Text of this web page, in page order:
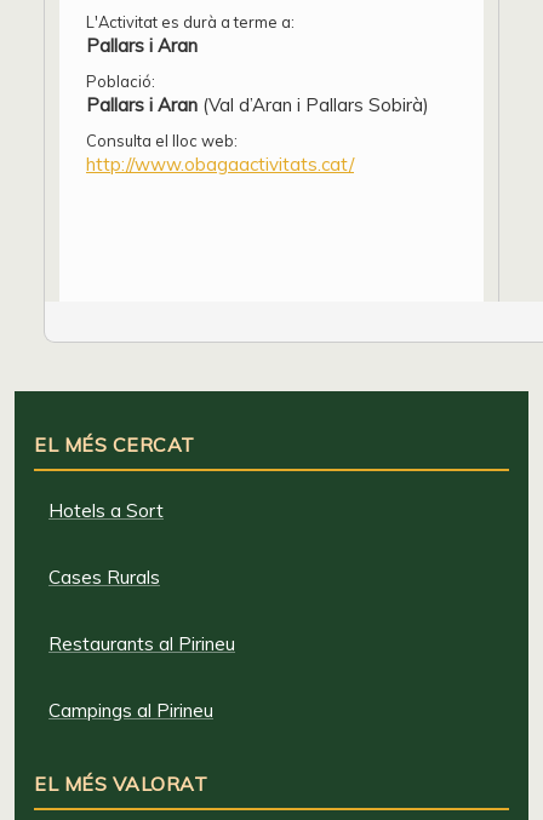
L'Activitat es durà a terme a:
Pallars i Aran
Població:
Pallars i Aran (Val d’Aran i Pallars Sobirà)
Consulta el lloc web:
http://www.obagaactivitats.cat/
EL MÉS CERCAT
Hotels a Sort
Cases Rurals
Restaurants al Pirineu
Campings al Pirineu
EL MÉS VALORAT